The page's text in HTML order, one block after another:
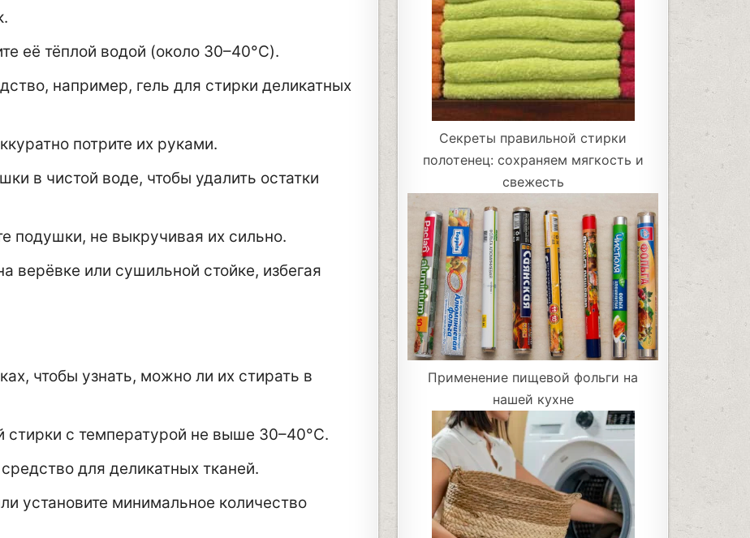
её тёплой водой (около 30–40°C).
например, гель для стирки деликатных
потрите их руками.
в чистой воде, чтобы удалить остатки
подушки, не выкручивая их сильно.
верёвке или сушильной стойке, избегая
чтобы узнать, можно ли их стирать в
стирки с температурой не выше 30–40°C.
для деликатных тканей.
установите минимальное количество
Секреты правильной стирки
полотенец: сохраняем мягкость и
свежесть
Применение пищевой фольги на
нашей кухне